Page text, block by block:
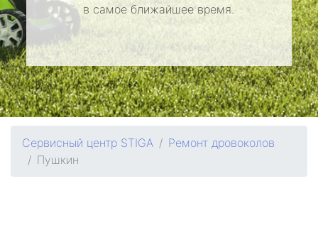
в самое ближайшее время.
Сервисный центр STIGA
Ремонт дровоколов
Пушкин